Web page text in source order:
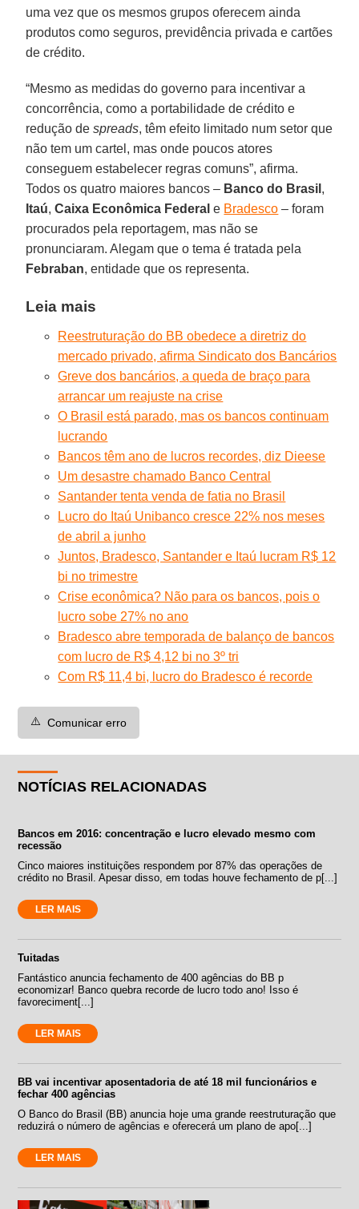
uma vez que os mesmos grupos oferecem ainda
produtos como seguros, previdência privada e cartões
de crédito.
“Mesmo as medidas do governo para incentivar a
concorrência, como a portabilidade de crédito e
redução despreads, têm efeito limitado num setor que
não tem um cartel, mas onde poucos atores
conseguem estabelecer regras comuns”, afirma.
Todos os quatro maiores bancos – Banco do Brasil ,
Itaú,Caixa Econômica Federal e Bradesco – foram
procurados pela reportagem, mas não se
pronunciaram. Alegam que o tema é tratada pela
Febraban, entidade que os representa.
Leia mais
Reestruturação do BB obedece a diretriz do
mercado privado, afirma Sindicato dos Bancários
Greve dos bancários, a queda de braço para
arrancar um reajuste na crise
O Brasil está parado, mas os bancos continuam
lucrando
Bancos têm ano de lucros recordes, diz Dieese
Um desastre chamado Banco Central
Santander tenta venda de fatia no Brasil
Lucro do Itaú Unibanco cresce 22% nos meses
de abril a junho
Juntos, Bradesco, Santander e Itaú lucram R$ 12
bi no trimestre
Crise econômica? Não para os bancos, pois o
lucro sobe 27% no ano
Bradesco abre temporada de balanço de bancos
com lucro de R$ 4,12 bi no 3º tri
Com R$ 11,4 bi, lucro do Bradesco é recorde
⚠️ Comunicar erro
NOTÍCIAS RELACIONADAS
Bancos em 2016: concentração e lucro elevado mesmo com
recessão
Cinco maiores instituições respondem por 87% das operações de
crédito no Brasil. Apesar disso, em todas houve fechamento de p[...]
LER MAIS
Tuitadas
Fantástico anuncia fechamento de 400 agências do BB p
economizar! Banco quebra recorde de lucro todo ano! Isso é
favoreciment[...]
LER MAIS
BB vai incentivar aposentadoria de até 18 mil funcionários e
fechar 400 agências
O Banco do Brasil (BB) anuncia hoje uma grande reestruturação que
reduzirá o número de agências e oferecerá um plano de apo[...]
LER MAIS